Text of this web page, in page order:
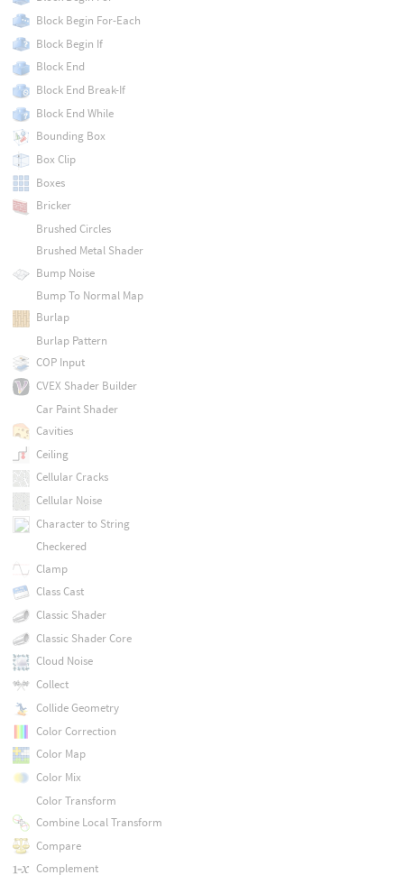
Block Begin For-Each
Block Begin If
Block End
Block End Break-If
Block End While
Bounding Box
Box Clip
Boxes
Bricker
Brushed Circles
Brushed Metal Shader
Bump Noise
Bump To Normal Map
Burlap
Burlap Pattern
COP Input
CVEX Shader Builder
Car Paint Shader
Cavities
Ceiling
Cellular Cracks
Cellular Noise
Character to String
Checkered
Clamp
Class Cast
Classic Shader
Classic Shader Core
Cloud Noise
Collect
Collide Geometry
Color Correction
Color Map
Color Mix
Color Transform
Combine Local Transform
Compare
Complement